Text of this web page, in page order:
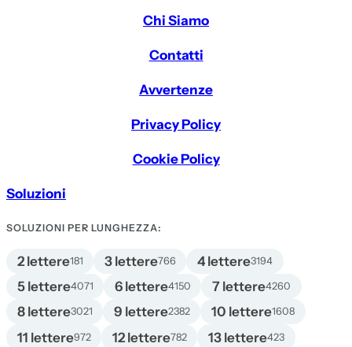
Chi Siamo
Contatti
Avvertenze
Privacy Policy
Cookie Policy
Soluzioni
SOLUZIONI PER LUNGHEZZA:
2 lettere181 3 lettere766 4 lettere3194
5 lettere4071 6 lettere4150 7 lettere4260
8 lettere3021 9 lettere2382 10 lettere1608
11 lettere972 12 lettere782 13 lettere423